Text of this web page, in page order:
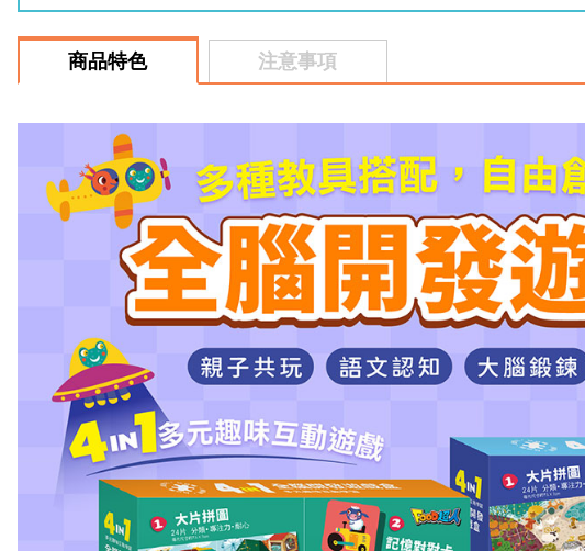
商品特色 注意事項